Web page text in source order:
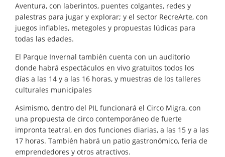
Aventura, con laberintos, puentes colgantes, redes y
palestras para jugar y explorar; y el sector RecreArte, con
juegos inflables, metegoles y propuestas lúdicas para
todas las edades.
El Parque Invernal también cuenta con un auditorio
donde habrá espectáculos en vivo gratuitos todos los
días a las 14 y a las 16 horas, y muestras de los talleres
culturales municipales
Asimismo, dentro del PIL funcionará el Circo Migra, con
una propuesta de circo contemporáneo de fuerte
impronta teatral, en dos funciones diarias, a las 15 y a las
17 horas. También habrá un patio gastronómico, feria de
emprendedores y otros atractivos.